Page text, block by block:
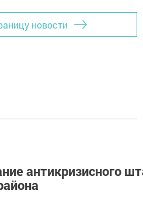
новости
антикризисного